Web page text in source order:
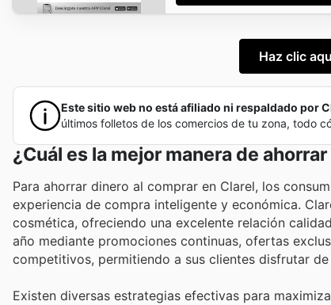
Haz clic
Este sitio web no está afiliado ni respaldado por
últimos folletos de los comercios de tu zona, todo
¿Cuál es la mejor manera de
Para ahorrar dinero al comprar en Clarel, los
experiencia de compra inteligente y económica.
cosmética, ofreciendo una excelente relación
año mediante promociones continuas, ofertas
competitivos, permitiendo a sus clientes disfrutar
Existen diversas estrategias efectivas para